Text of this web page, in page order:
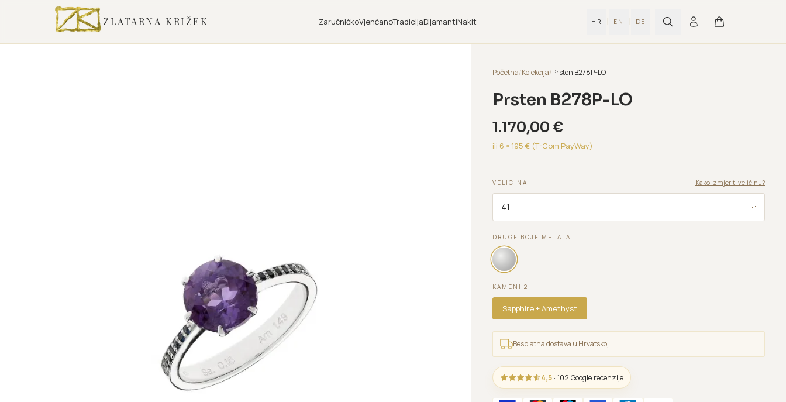
ZLATARNA KRIŽEK ZaručničkoVjenčanoTradicijaDijamantiNakit HR | EN | DE
Početna/Kolekcija/Prsten B278P-LO
Prsten B278P-LO
1.170,00 €
ili 6 × 195 € (T-Com PayWay)
VELICINA Kako izmjeriti veličinu?
DRUGE BOJE METALA
KAMENI 2
Sapphire + Amethyst
Besplatna dostava u Hrvatskoj
4,5 · 102 Google recenzije